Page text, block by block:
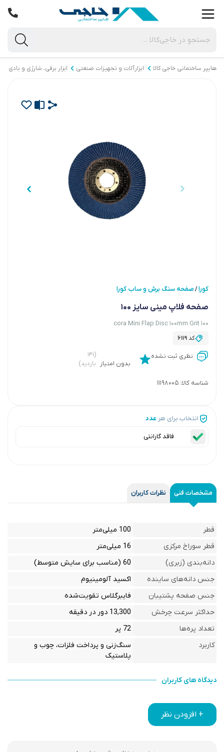
هایپر ساختمانی خاجی‌ کالا ابزارآلات و تجهیزات صنعتی ابزار برقی، شارژی و بادی
کورا/صفحه سنگ برش و ساب کورا
صفحه فلاپ مینی سایز 100
cora Mini Flap Disc 100mm Grit 100
کد6119
نظری ثبت نشده
بدون امتیاز
(۱۴۱
بازدید)
شناسه کالا: 11198005
انتخاب برای هر عدد
فاقد گارانتی
مشخصات فنی نظرات کاربران
قطر
100 میلی‌متر
قطر سوراخ مرکزی
16 میلی‌متر
دانه‌بندی (زبری)
60 (مناسب برای سایش متوسط)
جنس دانه‌های ساینده
اکسید آلومینیوم
جنس صفحه پشتیبان
فایبرگلاس تقویت‌شده
حداکثر سرعت چرخش
13,300 دور در دقیقه
تعداد پره‌ها
72 پر
کاربرد
سنگ‌زنی و پرداخت فلزات، چوب و
پلاستیک
دیدگاه های کاربران
+ افزودن نظر